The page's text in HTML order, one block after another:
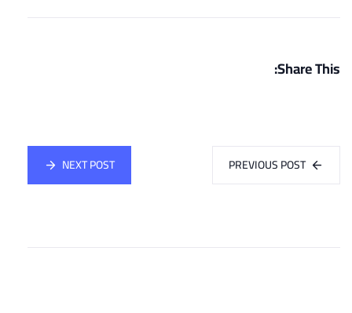
Share This:
PREVIOUS POST
NEXT POST